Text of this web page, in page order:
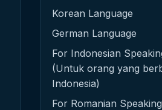
Korean Language
German Language
For Indonesian
(Untuk orang yang
Indonesia)
For Romanian